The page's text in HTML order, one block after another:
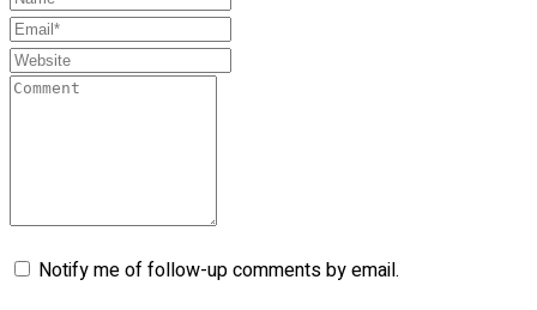
Notify me of follow-up comments by email.